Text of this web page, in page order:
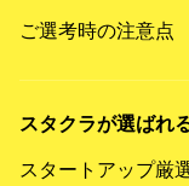
ご選考時の注意点
スタクラが選ばれ
スタートアップ厳